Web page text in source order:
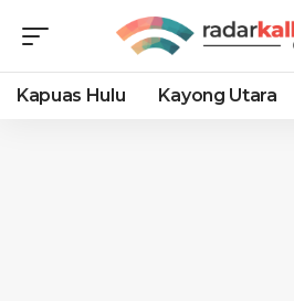
Kapuas Hulu Kayong Utara